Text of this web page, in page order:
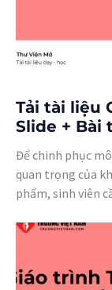
Tải tài liệu
Slide + Bài
Để chinh phục
quan trọng của
phẩm, sinh viên